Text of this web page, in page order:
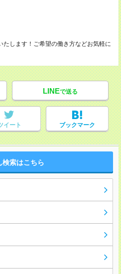
たします！ご希望の働き方などお気軽に
LINEで送る
イート ブックマーク
検索はこちら